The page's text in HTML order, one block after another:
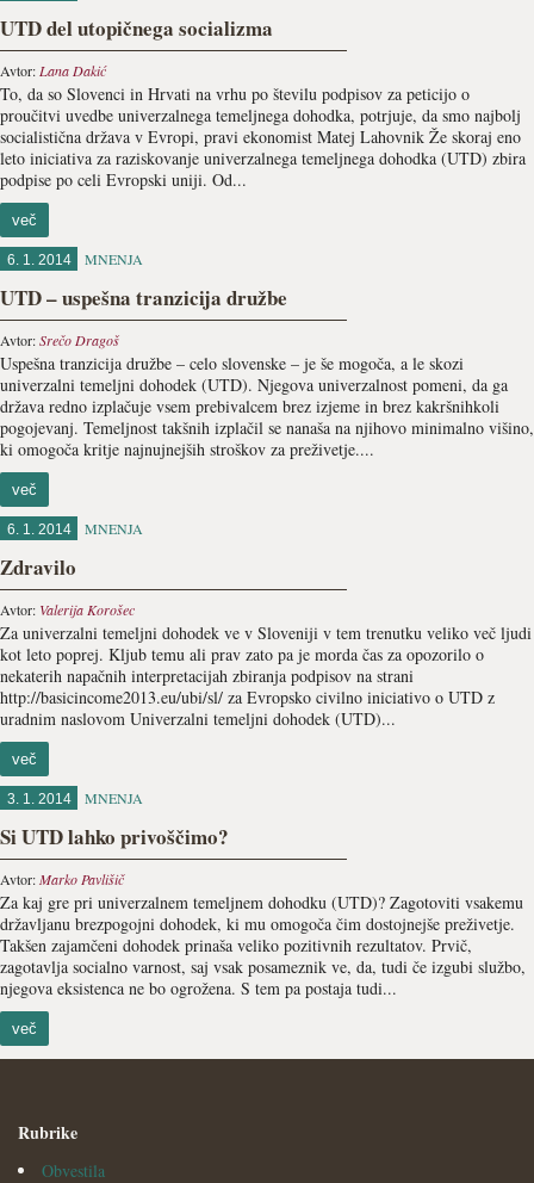
UTD del utopičnega socializma
Avtor: Lana Dakić
To, da so Slovenci in Hrvati na vrhu po številu podpisov za peticijo o
proučitvi uvedbe univerzalnega temeljnega dohodka, potrjuje, da smo najbolj
socialistična država v Evropi, pravi ekonomist Matej Lahovnik Že skoraj eno
leto iniciativa za raziskovanje univerzalnega temeljnega dohodka (UTD) zbira
podpise po celi Evropski uniji. Od...
več
6. 1. 2014 MNENJA
UTD – uspešna tranzicija družbe
Avtor:Srečo Dragoš
Uspešna tranzicija družbe – celo slovenske – je še mogoča, a le skozi
univerzalni temeljni dohodek (UTD). Njegova univerzalnost pomeni, da ga
država redno izplačuje vsem prebivalcem brez izjeme in brez kakršnihkoli
pogojevanj. Temeljnost takšnih izplačil se nanaša na njihovo minimalno višino,
ki omogoča kritje najnujnejših stroškov za preživetje....
več
6. 1. 2014 MNENJA
Zdravilo
Avtor: Valerija Korošec
Za univerzalni temeljni dohodek ve v Sloveniji v tem trenutku veliko več ljudi
kot leto poprej. Kljub temu ali prav zato pa je morda čas za opozorilo o
nekaterih napačnih interpretacijah zbiranja podpisov na strani
http://basicincome2013.eu/ubi/sl/ za Evropsko civilno iniciativo o UTD z
uradnim naslovom Univerzalni temeljni dohodek (UTD)...
več
3. 1. 2014 MNENJA
Si UTD lahko privoščimo?
Avtor:Marko Pavlišič
Za kaj gre pri univerzalnem temeljnem dohodku (UTD)? Zagotoviti vsakemu
državljanu brezpogojni dohodek, ki mu omogoča čim dostojnejše preživetje.
Takšen zajamčeni dohodek prinaša veliko pozitivnih rezultatov. Prvič,
zagotavlja socialno varnost, saj vsak posameznik ve, da, tudi če izgubi službo,
njegova eksistenca ne bo ogrožena. S tem pa postaja tudi...
več
Rubrike
Obvestila